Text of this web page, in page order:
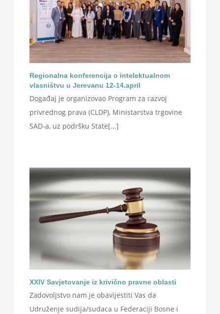
Regionalna konferencija o intelektualnom
vlasništvu u Jerevanu 12-14.april
Događaj je organizovao Program za razvoj
privrednog prava (CLDP), Ministarstva trgovine
SAD-a, uz podršku State[...]
XXIV Savjetovanje iz krivično pravne oblasti
Zadovoljstvo nam je obavijestiti Vas da
Udruženje sudija/sudaca u Federaciji Bosne i